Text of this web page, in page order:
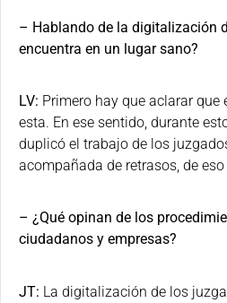
– Hablando de la digitalización
encuentra en un lugar sano?
LV: Primero hay que aclarar
esta. En ese sentido, durante
duplicó el trabajo de los
acompañada de retrasos, de
– ¿Qué opinan de los
ciudadanos y empresas?
JT: La digitalización de los